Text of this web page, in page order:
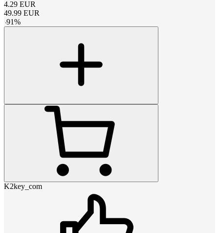
4.29 EUR
49.99 EUR
-91%
K2key_com